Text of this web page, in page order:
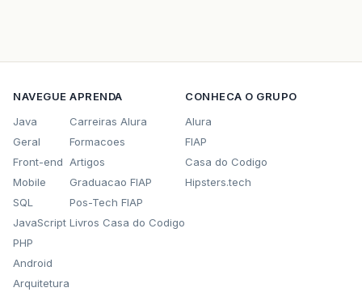
NAVEGUE
Java
Geral
Front-end
Mobile
SQL
JavaScript
PHP
Android
Arquitetura
APRENDA
Carreiras Alura
Formacoes
Artigos
Graduacao FIAP
Pos-Tech FIAP
Livros Casa do Codigo
CONHECA O GRUPO
Alura
FIAP
Casa do Codigo
Hipsters.tech